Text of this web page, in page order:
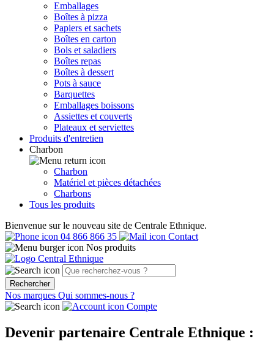
Emballages
Boîtes à pizza
Papiers et sachets
Boîtes en carton
Bols et saladiers
Boîtes repas
Boîtes à dessert
Pots à sauce
Barquettes
Emballages boissons
Assiettes et couverts
Plateaux et serviettes
Produits d'entretien
Charbon
Charbon
Matériel et pièces détachées
Charbons
Tous les produits
Bienvenue sur le nouveau site de Centrale Ethnique.
04 866 866 35
Contact
Nos produits
Rechercher
Nos marques Qui sommes-nous ?
Compte
Devenir partenaire Centrale Ethnique :